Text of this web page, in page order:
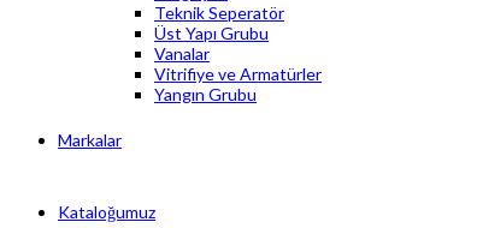
Teknik Seperatör
Üst Yapı Grubu
Vanalar
Vitrifiye ve Armatürler
Yangın Grubu
Markalar
Kataloğumuz